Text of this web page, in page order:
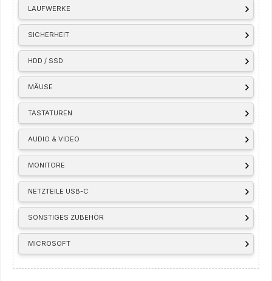
LAUFWERKE
SICHERHEIT
HDD / SSD
MÄUSE
TASTATUREN
AUDIO & VIDEO
MONITORE
NETZTEILE USB-C
SONSTIGES ZUBEHÖR
MICROSOFT